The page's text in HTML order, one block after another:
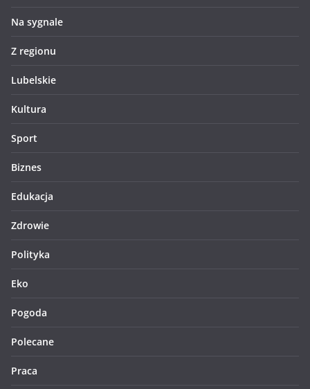
Na sygnale
Z regionu
Lubelskie
Kultura
Sport
Biznes
Edukacja
Zdrowie
Polityka
Eko
Pogoda
Polecane
Praca